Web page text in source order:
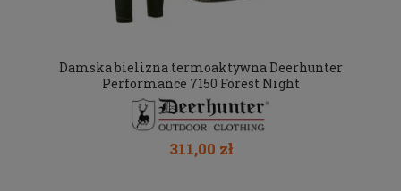
Damska bielizna termoaktywna Deerhunter
Performance 7150 Forest Night
311,00 zł